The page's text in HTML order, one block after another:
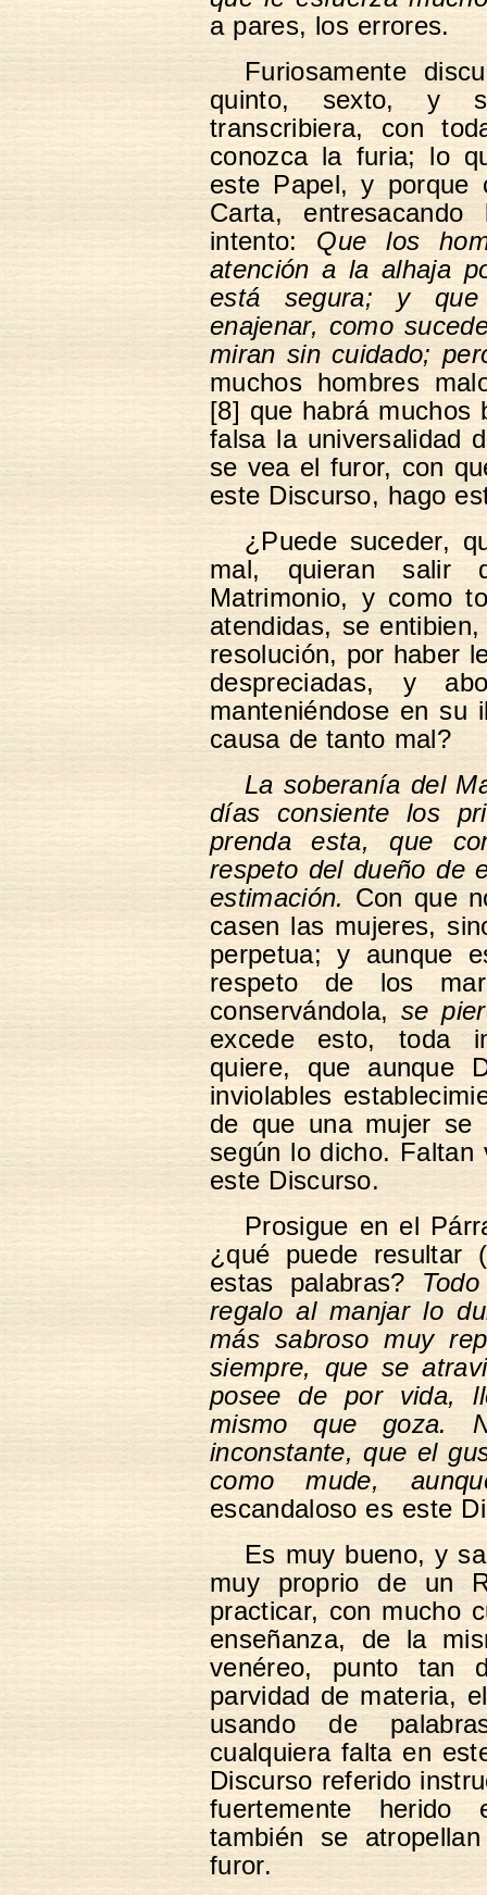
a pares, los errores.
Furiosamente
quinto, sexto, y
transcribiera, con
conozca la furia; lo
este Papel, y porque
Carta,
intento: Que los
atención a la alhaja
está segura; y que
enajenar, como
miran sin cuidado;
muchos hombres
[8] que habrá muchos
falsa la universalidad
se vea el furor, con
este Discurso, hago
¿Puede suceder,
mal, quieran salir
Matrimonio, y como
atendidas, se
resolución, por haber
despreciadas, y
manteniéndose en su
causa de tanto mal?
La soberanía del
días consiente los
prenda esta, que
respeto del dueño de
estimación. Con que
casen las mujeres,
perpetua; y aunque
respeto de los
conservándola,se
excede esto, toda
quiere, que aunque
inviolables
de que una mujer se
según lo dicho. Faltan
este Discurso.
Prosigue en el
¿qué puede resultar
estas palabras?
regalo al manjar lo
más sabroso muy
siempre, que se
posee de por vida,
mismo que goza.
inconstante, que el
como mude,
escandaloso es este
Es muy bueno, y
muy proprio de un
practicar, con mucho
enseñanza, de la
venéreo, punto tan
parvidad de materia,
usando de
cualquiera falta en
Discurso referido
fuertemente herido
también se
furor.